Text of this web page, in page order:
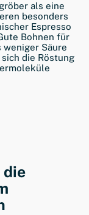
als eine
besonders
Espresso
Bohnen für
weniger Säure
die Röstung
die